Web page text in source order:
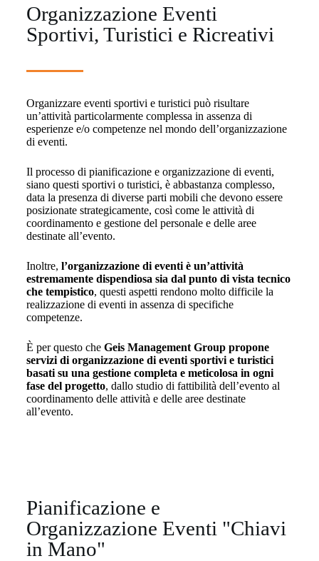
Organizzazione Eventi
Sportivi, Turistici e Ricreativi
Organizzare eventi sportivi e turistici può risultare
un’attività particolarmente complessa in assenza di
esperienze e/o competenze nel mondo dell’organizzazione
di eventi.
Il processo di pianificazione e organizzazione di eventi,
siano questi sportivi o turistici, è abbastanza complesso,
data la presenza di diverse parti mobili che devono essere
posizionate strategicamente, così come le attività di
coordinamento e gestione del personale e delle aree
destinate all’evento.
Inoltre, l’organizzazione di eventi è un’attività
estremamente dispendiosa sia dal punto di vista tecnico
che tempistico, questi aspetti rendono molto difficile la
realizzazione di eventi in assenza di specifiche
competenze.
È per questo che Geis Management Group propone
servizi di organizzazione di eventi sportivi e turistici
basati su una gestione completa e meticolosa in ogni
fase del progetto, dallo studio di fattibilità dell’evento al
coordinamento delle attività e delle aree destinate
all’evento.
Pianificazione e
Organizzazione Eventi "Chiavi
in Mano"